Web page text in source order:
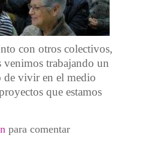
con otros colectivos,
venimos trabajando un
vivir en el medio
que estamos
manera de hacer para un
para comentar